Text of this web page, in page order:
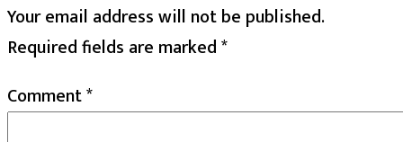
Your email address will not be published.
Required fields are marked*
Comment*